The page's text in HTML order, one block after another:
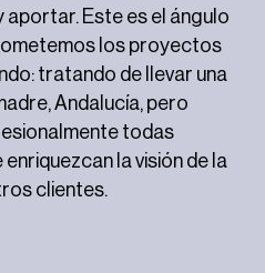
Este es el ángulo
los proyectos
tratando de llevar una
Andalucía, pero
todas
la visión de la
clientes.